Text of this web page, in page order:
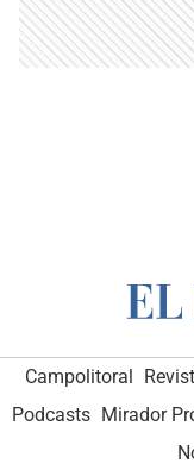
Campolitoral
Podcasts Mirador